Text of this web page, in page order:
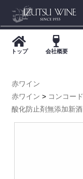
赤ワイン
赤ワイン > コンコード
酸化防止剤無添加新酒